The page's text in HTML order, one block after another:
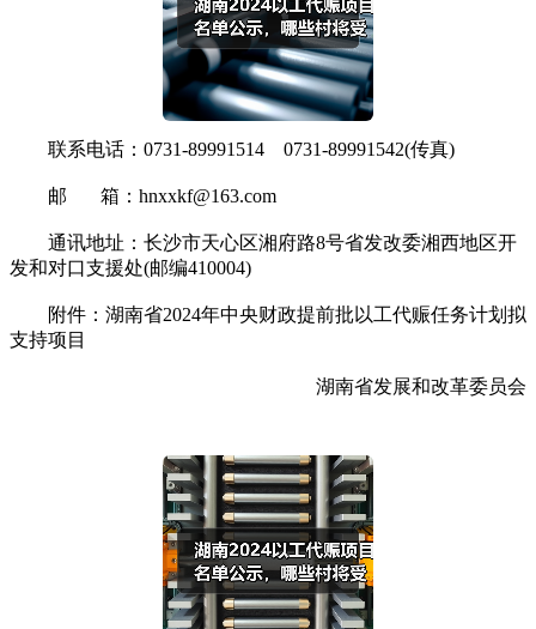
联系电话：0731-89991514 0731-89991542(传真)
邮 箱：hnxxkf@163.com
通讯地址：长沙市天心区湘府路8号省发改委湘西地区开
发和对口支援处(邮编410004)
附件：湖南省2024年中央财政提前批以工代赈任务计划拟
支持项目
湖南省发展和改革委员会